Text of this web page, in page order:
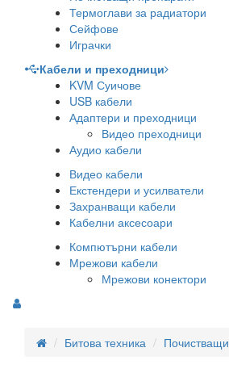
Термоглави за радиатори
Сейфове
Играчки
Кабели и преходници
KVM Суичове
USB кабели
Адаптери и преходници
Видео преходници
Аудио кабели
Видео кабели
Екстендери и усилватели
Захранващи кабели
Кабелни аксесоари
Компютърни кабели
Мрежови кабели
Мрежови конектори
Битова техника